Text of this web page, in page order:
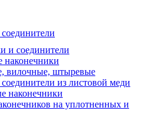
и соединители
наконечники
вилочные, штыревые
из листовой меди
наконечники
на уплотненных и